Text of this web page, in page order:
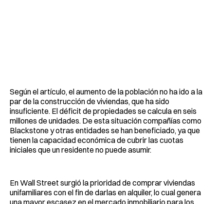
Según el artículo, el aumento de la población no ha ido a la
par de la construcción de viviendas, que ha sido
insuficiente. El déficit de propiedades se calcula en seis
millones de unidades. De esta situación compañías como
Blackstone y otras entidades se han beneficiado, ya que
tienen la capacidad económica de cubrir las cuotas
iniciales que un residente no puede asumir.
En Wall Street surgió la prioridad de comprar viviendas
unifamiliares con el fin de darlas en alquiler, lo cual genera
una mayor escasez en el mercado inmobiliario para los